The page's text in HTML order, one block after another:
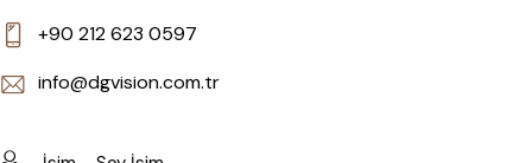
+90 212 623 0597
info@dgvision.com.tr